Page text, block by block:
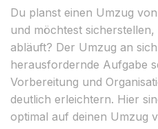
Du planst einen Umzug
und möchtest
abläuft? Der Umzug an
herausfordernde Aufgabe
Vorbereitung und
deutlich erleichtern. Hier
optimal auf deinen Umzug